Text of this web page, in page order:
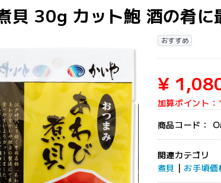
貝 30g カット鮑 酒の肴
おすすめ
¥
加算ポイント：
商品コード：
関連カテゴリ
煮貝 |お手頃価